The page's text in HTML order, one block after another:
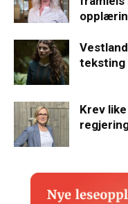
teksting
Krev